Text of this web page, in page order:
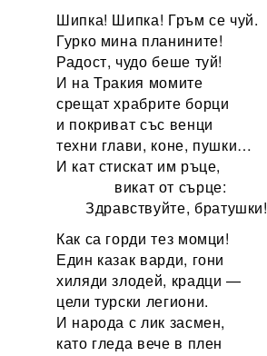
Шипка! Шипка! Гръм се чуй.
Гурко мина планините!
Радост, чудо беше туй!
И на Тракия момите
срещат храбрите борци
и покриват със венци
техни глави, коне, пушки…
И кат стискат им ръце,
викат от сърце:
Здравствуйте, братушки!
Как са горди тез момци!
Един казак варди, гони
хиляди злодей, крадци —
цели турски легиони.
И народа с лик засмен,
като гледа вече в плен